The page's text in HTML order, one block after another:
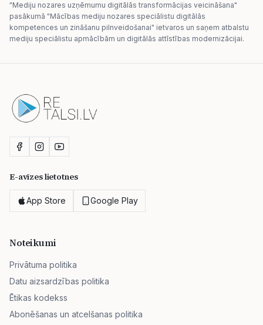
"Mediju nozares uzņēmumu digitālās transformācijas veicināšana"
pasākumā "Mācības mediju nozares speciālistu digitālās
kompetences un zināšanu pilnveidošanai" ietvaros un saņem atbalstu
mediju speciālistu apmācībām un digitālās attīstības modernizācijai.
E-avīzes lietotnes
App Store Google Play
Noteikumi
Privātuma politika
Datu aizsardzības politika
Ētikas kodekss
Abonēšanas un atcelšanas politika